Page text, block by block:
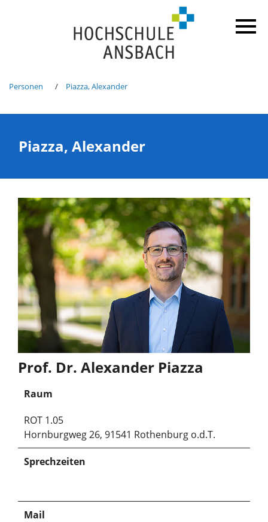
Personen Piazza, Alexander
Piazza, Alexander
Prof. Dr. Alexander Piazza
Raum
ROT 1.05
Hornburgweg 26, 91541 Rothenburg o.d.T.
Sprechzeiten
Mail